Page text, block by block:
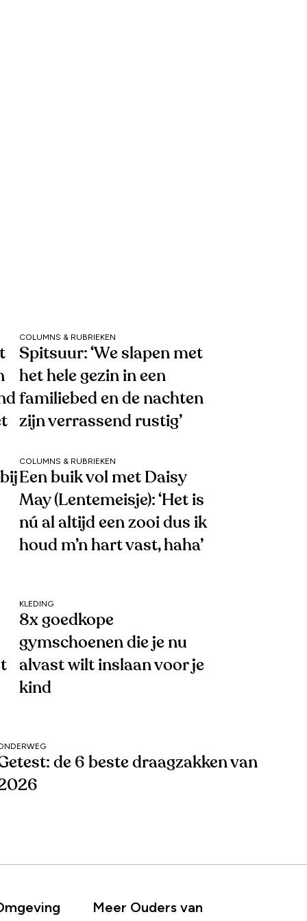
COLUMNS & RUBRIEKEN
Spitsuur: ‘We slapen met
het hele gezin in een
familiebed en de nachten
zijn verrassend rustig’
COLUMNS & RUBRIEKEN
Een buik vol met Daisy
May (Lentemeisje): ‘Het is
nú al altijd een zooi dus ik
houd m’n hart vast, haha’
KLEDING
8x goedkope
gymschoenen die je nu
alvast wilt inslaan voor je
kind
de 6 beste draagzakken van
Meer Ouders van